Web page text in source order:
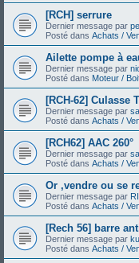
[RCH] serrure
Dernier message par
Posté dans Achats /
Ailette pompe à
Dernier message par
Posté dans Moteur /
[RCH-62] Culasse
Dernier message par
Posté dans Achats /
[RCH62] AAC 260°
Dernier message par
Posté dans Achats /
Or ,vendre ou se
Dernier message par
Posté dans Achats /
[Rech 56] barre
Dernier message par
Posté dans Achats /